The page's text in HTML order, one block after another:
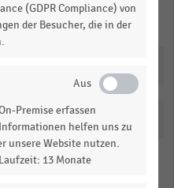
Teilen
(GDPR Compliance) von
der Besucher, die in der
Premise erfassen
helfen uns zu
unsere Website nutzen.
13 Monate